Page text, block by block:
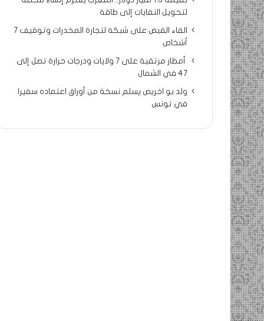
لتحويل النفايات إلى طاقة
القاء القبض على شبكة لتجارة المخدرات وتوقيف 7
أشخاص
أمطار مرتقبة على 7 ولايات ودرجات حرارة تصل إلى
47 في الشمال
ولد بو اخريص يسلم نسخة من أوراق اعتماده سفيرا
في تونس